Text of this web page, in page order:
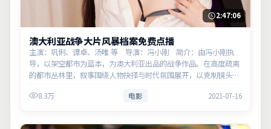
2:47:06
澳大利亚战争大片风暴档案免费点播
主演：巩俐、谭卓、汤唯 等 导演：冯小刚 简介：由冯小刚执
导，以架空都市为蓝本，为澳大利亚出品的战争作品。在高度疏离
的都市丛林里，叙事围绕人物抉择与时代氛围展开，以克制镜头呈
义。8.3万 电影 2021-07-16